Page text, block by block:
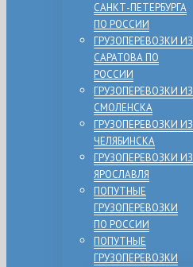
САНКТ-ПЕТЕРБУРГА
ПО РОССИИ
ГРУЗОПЕРЕВОЗКИ ИЗ
САРАТОВА ПО
РОССИИ
ГРУЗОПЕРЕВОЗКИ ИЗ
СМОЛЕНСКА
ГРУЗОПЕРЕВОЗКИ ИЗ
ЧЕЛЯБИНСКА
ГРУЗОПЕРЕВОЗКИ ИЗ
ЯРОСЛАВЛЯ
ПОПУТНЫЕ
ГРУЗОПЕРЕВОЗКИ
ПО РОССИИ
ПОПУТНЫЕ
ГРУЗОПЕРЕВОЗКИ